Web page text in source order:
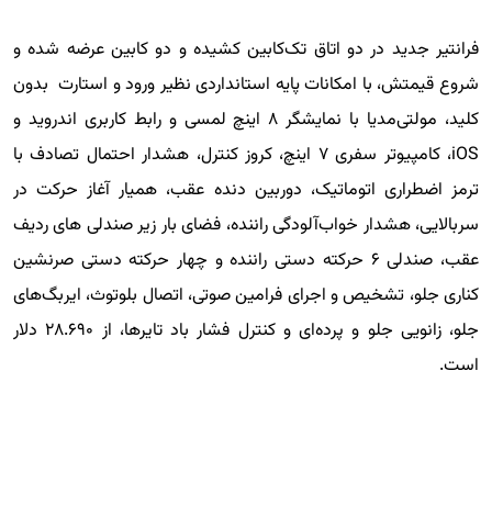
فرانتیر جدید در دو اتاق تک‌کابین کشیده و دو کابین عرضه شده و
شروع قیمتش، با امکانات پایه استانداردی نظیر ورود و استارت بدون
کلید، مولتی‌مدیا با نمایشگر ۸ اینچ لمسی و رابط کاربری اندروید و
iOS، کامپیوتر سفری ۷ اینچ، کروز کنترل، هشدار احتمال تصادف با
ترمز اضطراری اتوماتیک، دوربین دنده عقب، همیار آغاز حرکت در
سربالایی، هشدار خواب‌آلودگی راننده، فضای بار زیر صندلی های ردیف
عقب، صندلی ۶ حرکته دستی راننده و چهار حرکته دستی صرنشین
کناری جلو، تشخیص و اجرای فرامین صوتی، اتصال بلوتوث، ایربگ‌های
جلو، زانویی جلو و پرده‌ای و کنترل فشار باد تایرها، از ۲۸.۶۹۰ دلار
است.